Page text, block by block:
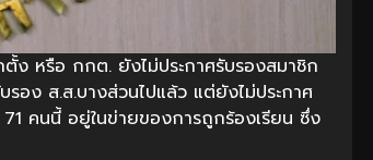
ง หรือ กกต. ยังไม่ประกาศรับรองสมาชิก
อง ส.ส.บางส่วนไปแล้ว แต่ยังไม่ประกาศ
คนนี้ อยู่ในข่ายของการถูกร้องเรียน ซึ่ง